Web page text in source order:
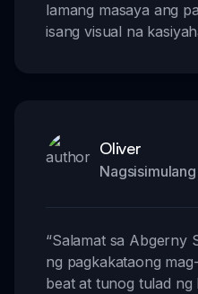
lamang masaya ang
isang visual na
Oliver
“Salamat sa Abgerny
ng pagkakataong
beat at tunog tulad ng